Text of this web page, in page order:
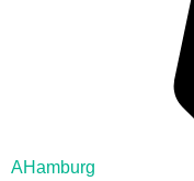
AHamburg